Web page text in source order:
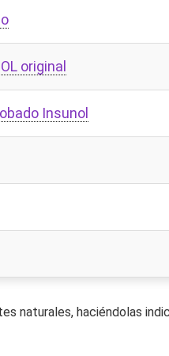
original
Insunol
naturales, haciéndolas